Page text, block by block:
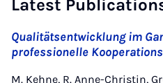
Latest
Qualitätsentwicklung im
professionelle
M. Kehne, R. Anne-Christin,